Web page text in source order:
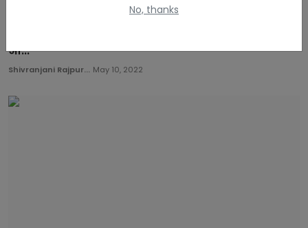
No, thanks
आ...
Shivranjani Rajpur... May 10, 2022